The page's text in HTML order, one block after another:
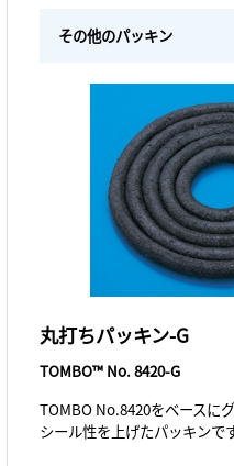
その他のパッキン
丸打ちパッキン-G
TOMBO™ No. 8420-G
TOMBO No.8420をベースに
シール性を上げたパッキンです